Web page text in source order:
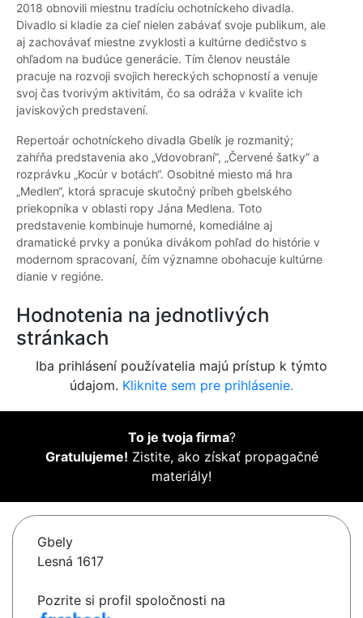
2018 obnovili miestnu tradíciu ochotníckeho divadla.
Divadlo si kladie za cieľ nielen zabávať svoje publikum, ale
aj zachovávať miestne zvyklosti a kultúrne dedičstvo s
ohľadom na budúce generácie. Tím členov neustále
pracuje na rozvoji svojich hereckých schopností a venuje
svoj čas tvorivým aktivitám, čo sa odráža v kvalite ich
javiskových predstavení.
Repertoár ochotníckeho divadla Gbelík je rozmanitý;
zahŕňa predstavenia ako „Vdovobraní“, „Červené šatky“ a
rozprávku „Kocúr v botách“. Osobitné miesto má hra
„Medlen“, ktorá spracuje skutočný príbeh gbelského
priekopníka v oblasti ropy Jána Medlena. Toto
predstavenie kombinuje humorné, komediálne aj
dramatické prvky a ponúka divákom pohľad do histórie v
modernom spracovaní, čím významne obohacuje kultúrne
dianie v regióne.
Hodnotenia na jednotlivých
stránkach
Iba prihlásení používatelia majú prístup k týmto
údajom. Kliknite sem pre prihlásenie.
To je tvoja firma?
Gratulujeme! Zistite, ako získať propagačné
materiály!
Gbely
Lesná 1617
Pozrite si profil spoločnosti na